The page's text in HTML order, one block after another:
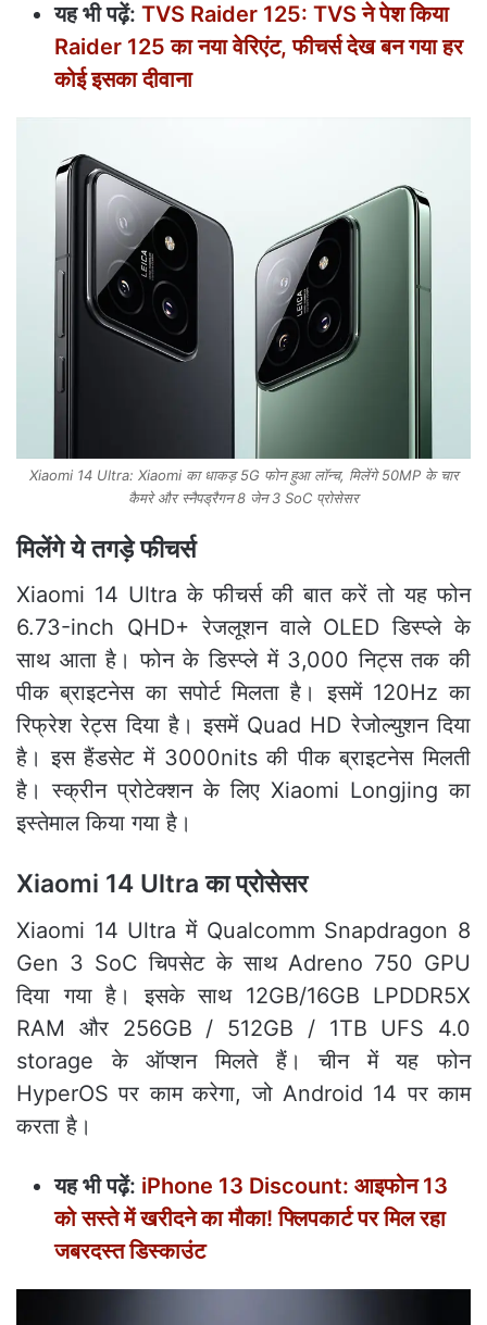
यह भी पढ़ें: TVS Raider 125: TVS ने पेश किया
Raider 125 का नया वेरिएंट, फीचर्स देख बन गया हर
कोई इसका दीवाना
Xiaomi 14 Ultra: Xiaomi का धाकड़ 5G फोन हुआ लॉन्‍च, मिलेंगे 50MP के चार
कैमरे और स्नैपड्रैगन 8 जेन 3 SoC प्रोसेसर
मिलेंगे ये तगड़े फीचर्स
Xiaomi 14 Ultra के फीचर्स की बात करें तो यह फोन
6.73-inch QHD+ रेजलूशन वाले OLED डिस्प्ले के
साथ आता है। फोन के डिस्प्ले में 3,000 निट्स तक की
पीक ब्राइटनेस का सपोर्ट मिलता है। इसमें 120Hz का
रिफ्रेश रेट्स दिया है। इसमें Quad HD रेजोल्युशन दिया
है। इस हैंडसेट में 3000nits की पीक ब्राइटनेस मिलती
है। स्क्रीन प्रोटेक्शन के लिए Xiaomi Longjing का
इस्तेमाल किया गया है।
Xiaomi 14 Ultra का प्रोसेसर
Xiaomi 14 Ultra में Qualcomm Snapdragon 8
Gen 3 SoC चिपसेट के साथ Adreno 750 GPU
दिया गया है। इसके साथ 12GB/16GB LPDDR5X
RAM और 256GB / 512GB / 1TB UFS 4.0
storage के ऑप्शन मिलते हैं। चीन में यह फोन
HyperOS पर काम करेगा, जो Android 14 पर काम
करता है।
यह भी पढ़ें: iPhone 13 Discount: आइफोन 13
को सस्‍ते में खरीदने का मौका! फ्लिपकार्ट पर मिल रहा
जबरदस्‍त डिस्काउंट